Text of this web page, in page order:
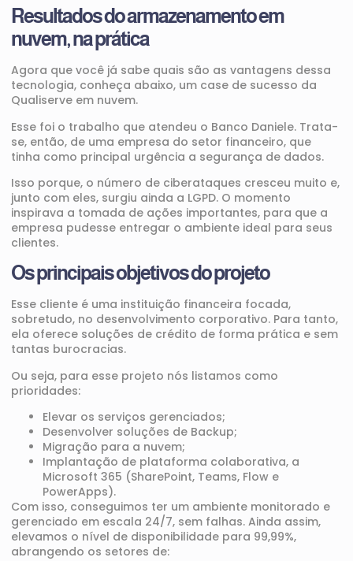
Resultados do armazenamento em
nuvem, na prática
Agora que você já sabe quais são as vantagens dessa
tecnologia, conheça abaixo, um case de sucesso da
Qualiserve em nuvem.
Esse foi o trabalho que atendeu o Banco Daniele. Trata-
se, então, de uma empresa do setor financeiro, que
tinha como principal urgência a segurança de dados.
Isso porque, o número de ciberataques cresceu muito e,
junto com eles, surgiu ainda a LGPD. O momento
inspirava a tomada de ações importantes, para que a
empresa pudesse entregar o ambiente ideal para seus
clientes.
Os principais objetivos do projeto
Esse cliente é uma instituição financeira focada,
sobretudo, no desenvolvimento corporativo. Para tanto,
ela oferece soluções de crédito de forma prática e sem
tantas burocracias.
Ou seja, para esse projeto nós listamos como
prioridades:
Elevar os serviços gerenciados;
Desenvolver soluções de Backup;
Migração para a nuvem;
Implantação de plataforma colaborativa, a
Microsoft 365 (SharePoint, Teams, Flow e
PowerApps).
Com isso, conseguimos ter um ambiente monitorado e
gerenciado em escala 24/7, sem falhas. Ainda assim,
elevamos o nível de disponibilidade para 99,99%,
abrangendo os setores de: